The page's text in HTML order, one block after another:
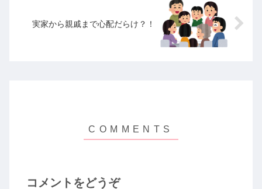
実家から親戚まで心配だらけ？！
コメントをどうぞ